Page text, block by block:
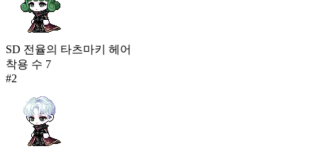
SD 전율의 타츠마키 헤어
착용 수 7
#2